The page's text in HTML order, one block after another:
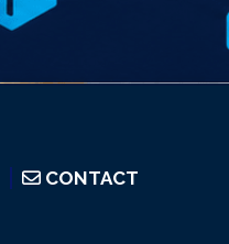
CONTACT